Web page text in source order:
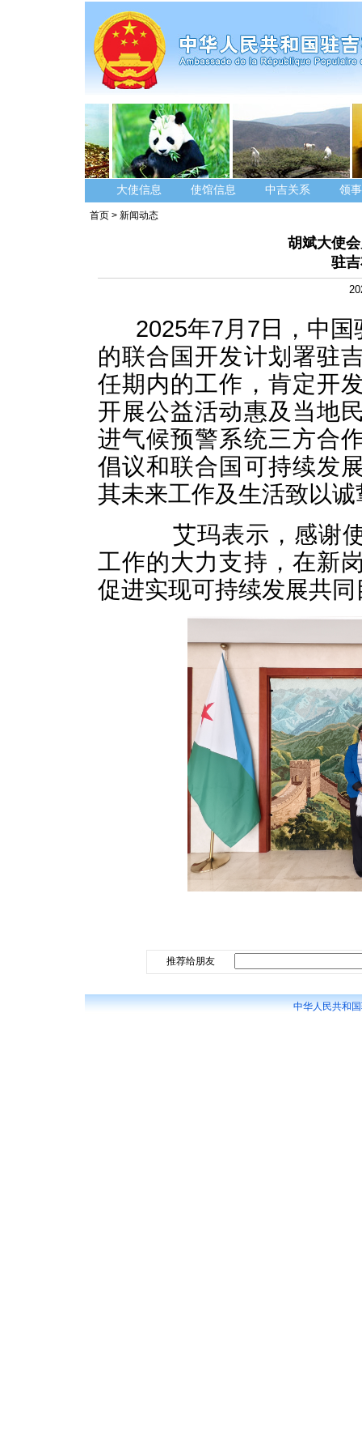
大使信息 使馆信息 中吉关系 领
首页 > 新闻动态
胡斌大使
驻
2025年7月7日，中
的联合国开发计划署驻
任期内的工作，肯定开
开展公益活动惠及当地
进气候预警系统三方合
倡议和联合国可持续发
其未来工作及生活致以诚
艾玛表示，感谢使
工作的大力支持，在新
促进实现可持续发展共同
推荐给朋友
中华人民共和